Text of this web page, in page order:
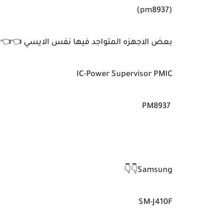
(pm8937)
بعض الاجهزه المتواجد فيها نفس الايسي
IC-Power Supervisor PMIC
Samsung👇👇
SM-J410F